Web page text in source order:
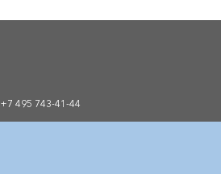
+7 495 743-41-44